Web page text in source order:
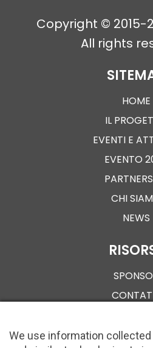
Copyright © 2015-
All rights
HOME
IL
EVENTI E
EVENTO
CHI
NEWS
We use information